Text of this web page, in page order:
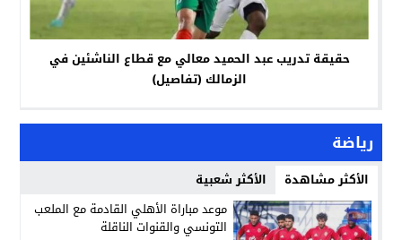
حقيقة تدريب عبد الحميد معالي مع قطاع الناشئين في
الزمالك (تفاصيل)
رياضة
الأكثر مشاهدة الأكثر شعبية
موعد مباراة الأهلي القادمة مع الملعب
التونسي والقنوات الناقلة